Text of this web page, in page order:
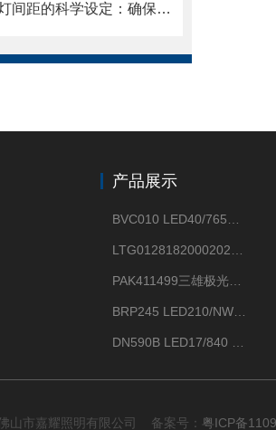
体育馆照明灯间距的科学设定：确保比赛与训练的照明
产品展示
山市嘉耀照明有限公司 备案号： 粤ICP备